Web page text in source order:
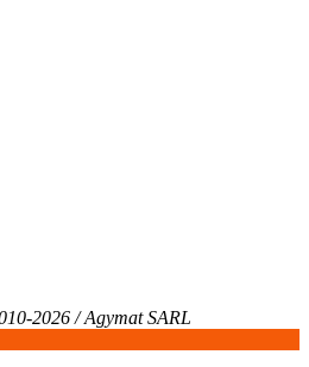
2026 / Agymat SARL